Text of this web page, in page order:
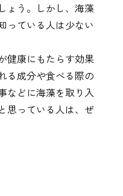
子明太子 すじこ
ホヤ うに
ょう。しかし、海藻
っている人は少ない
健康にもたらす効果
る成分や食べる際の
などに海藻を取り入
思っている人は、ぜ